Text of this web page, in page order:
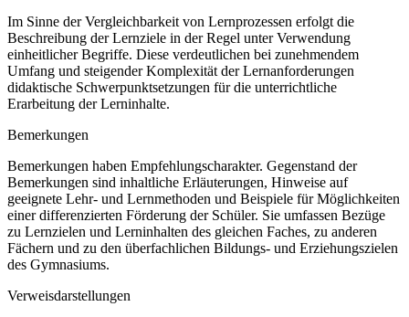
Im Sinne der Vergleichbarkeit von Lernprozessen erfolgt die
Beschreibung der Lernziele in der Regel unter Verwendung
einheitlicher Begriffe. Diese verdeutlichen bei zunehmendem
Umfang und steigender Komplexität der Lernanforderungen
didaktische Schwerpunktsetzungen für die unterrichtliche
Erarbeitung der Lerninhalte.
Bemerkungen
Bemerkungen haben Empfehlungscharakter. Gegenstand der
Bemerkungen sind inhaltliche Erläuterungen, Hinweise auf
geeignete Lehr- und Lernmethoden und Beispiele für Möglichkeiten
einer differenzierten Förderung der Schüler. Sie umfassen Bezüge
zu Lernzielen und Lerninhalten des gleichen Faches, zu anderen
Fächern und zu den überfachlichen Bildungs- und Erziehungszielen
des Gymnasiums.
Verweisdarstellungen